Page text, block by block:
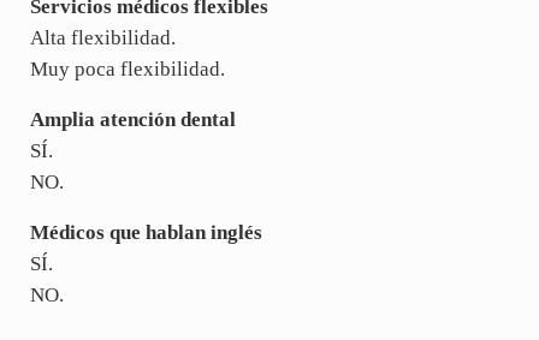
Servicios médicos flexibles
Alta flexibilidad.
Muy poca flexibilidad.
Amplia atención dental
SÍ.
NO.
Médicos que hablan inglés
SÍ.
NO.